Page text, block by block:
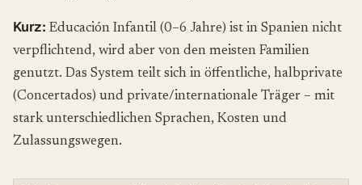
Kurz: Educación Infantil (0–6 Jahre) ist in Spanien nicht
verpflichtend, wird aber von den meisten Familien
genutzt. Das System teilt sich in öffentliche, halbprivate
(Concertados) und private/internationale Träger – mit
stark unterschiedlichen Sprachen, Kosten und
Zulassungswegen.